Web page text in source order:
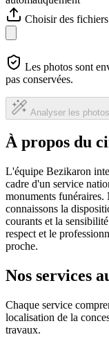
Choisir des fichiers
Les photos sont
pas conservées.
Analyser les photos
À propos du
L'équipe Bezikaron
cadre d'un service
monuments funéraires.
connaissons la
courants et la
respect et le
proche.
Nos services
Chaque service
localisation de la
travaux.